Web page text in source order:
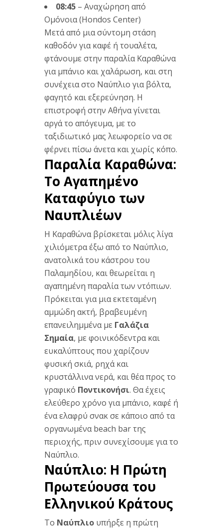
08:45 – Αναχώρηση από
Ομόνοια (Hondos Center)
Μετά από μια σύντομη στάση
καθοδόν για καφέ ή τουαλέτα,
φτάνουμε στην παραλία Καραθώνα
για μπάνιο και χαλάρωση, και στη
συνέχεια στο Ναύπλιο για βόλτα,
φαγητό και εξερεύνηση. Η
επιστροφή στην Αθήνα γίνεται
αργά το απόγευμα, με το
ταξιδιωτικό μας λεωφορείο να σε
φέρνει πίσω άνετα και χωρίς κόπο.
Παραλία Καραθώνα:
Το Αγαπημένο
Καταφύγιο των
Ναυπλιέων
Η Καραθώνα βρίσκεται μόλις λίγα
χιλιόμετρα έξω από το Ναύπλιο,
ανατολικά του κάστρου του
Παλαμηδίου, και θεωρείται η
αγαπημένη παραλία των ντόπιων.
Πρόκειται για μια εκτεταμένη
αμμώδη ακτή, βραβευμένη
επανειλημμένα με Γαλάζια
Σημαία, με φοινικόδεντρα και
ευκαλύπτους που χαρίζουν
φυσική σκιά, ρηχά και
κρυστάλλινα νερά, και θέα προς το
γραφικό Ποντικονήσι. Θα έχεις
ελεύθερο χρόνο για μπάνιο, καφέ ή
ένα ελαφρύ σνακ σε κάποιο από τα
οργανωμένα beach bar της
περιοχής, πριν συνεχίσουμε για το
Ναύπλιο.
Ναύπλιο: Η Πρώτη
Πρωτεύουσα του
Ελληνικού Κράτους
Το Ναύπλιο υπήρξε η πρώτη